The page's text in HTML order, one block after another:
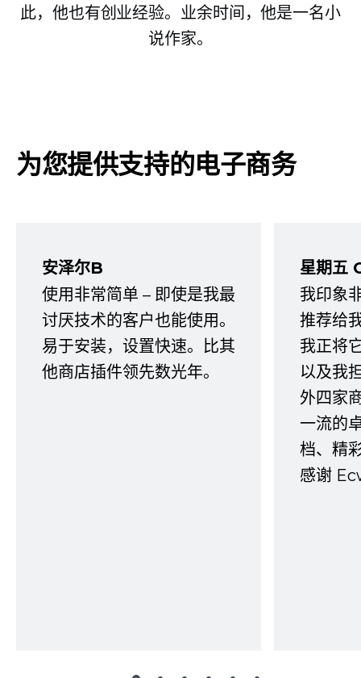
此，他也有创业经验。业余时间，他是一名小
说作家。
为您提供支持的电子商务
安泽尔B
使用非常简单 – 即使是我最
讨厌技术的客户也能使用。
易于安装，设置快速。比其
他商店插件领先数光年。
星期五
我印象
推荐给
我正将
以及我
外四家
一流的
档、精
感谢